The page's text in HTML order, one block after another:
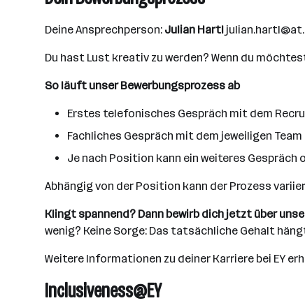
Deine Ansprechperson: Julian Hartl
Du hast Lust kreativ zu werden? Wenn du
So läuft unser Bewerbungsprozess ab
Erstes telefonisches Gespräch mit dem
Fachliches Gespräch mit dem jeweiligen Team
Je nach Position kann ein weiteres Gespräch
Abhängig von der Position kann der Prozess
Klingt spannend? Dann bewirb dich jetzt über
wenig? Keine Sorge: Das tatsächliche Gehalt
Weitere Informationen zu deiner Karriere bei EY
Inclusiveness@EY